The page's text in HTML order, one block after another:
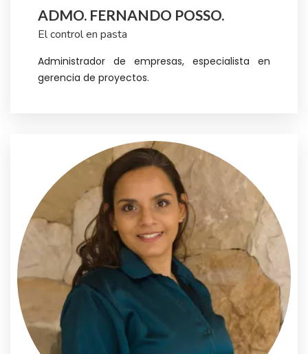
ADMO. FERNANDO POSSO.
El control en pasta
Administrador de empresas, especialista en
gerencia de proyectos.